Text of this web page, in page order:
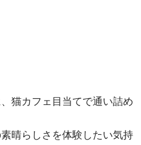
猫カフェ目当てで通い詰め
晴らしさを体験したい気持